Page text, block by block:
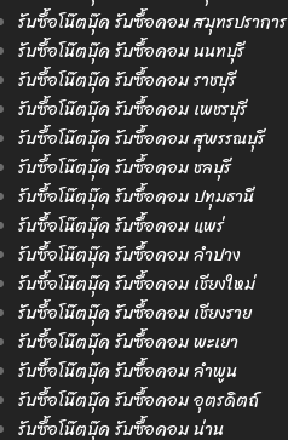
รับซื้อโน๊ตบุ๊ค รับซื้อคอม สมุทรปราการ
รับซื้อโน๊ตบุ๊ค รับซื้อคอม นนทบุรี
รับซื้อโน๊ตบุ๊ค รับซื้อคอม ราชบุรี
รับซื้อโน๊ตบุ๊ค รับซื้อคอม เพชรบุรี
รับซื้อโน๊ตบุ๊ค รับซื้อคอม สุพรรณบุรี
รับซื้อโน๊ตบุ๊ค รับซื้อคอม ชลบุรี
รับซื้อโน๊ตบุ๊ค รับซื้อคอม ปทุมธานี
รับซื้อโน๊ตบุ๊ค รับซื้อคอม แพร่
รับซื้อโน๊ตบุ๊ค รับซื้อคอม ลำปาง
รับซื้อโน๊ตบุ๊ค รับซื้อคอม เชียงใหม่
รับซื้อโน๊ตบุ๊ค รับซื้อคอม เชียงราย
รับซื้อโน๊ตบุ๊ค รับซื้อคอม พะเยา
รับซื้อโน๊ตบุ๊ค รับซื้อคอม ลำพูน
รับซื้อโน๊ตบุ๊ค รับซื้อคอม อุตรดิตถ์
รับซื้อโน๊ตบุ๊ค รับซื้อคอม น่าน